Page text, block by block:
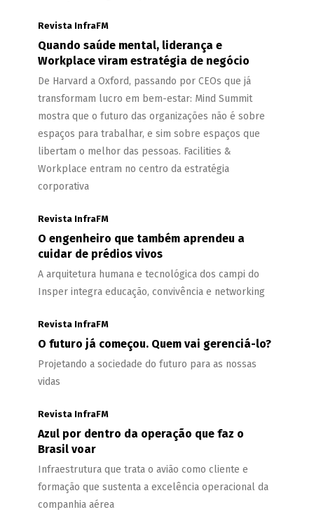
Revista InfraFM
Quando saúde mental, liderança e
Workplace viram estratégia de negócio
De Harvard a Oxford, passando por CEOs que já
transformam lucro em bem-estar: Mind Summit
mostra que o futuro das organizações não é sobre
espaços para trabalhar, e sim sobre espaços que
libertam o melhor das pessoas. Facilities &
Workplace entram no centro da estratégia
corporativa
Revista InfraFM
O engenheiro que também aprendeu a
cuidar de prédios vivos
A arquitetura humana e tecnológica dos campi do
Insper integra educação, convivência e networking
Revista InfraFM
O futuro já começou. Quem vai gerenciá-lo?
Projetando a sociedade do futuro para as nossas
vidas
Revista InfraFM
Azul por dentro da operação que faz o
Brasil voar
Infraestrutura que trata o avião como cliente e
formação que sustenta a excelência operacional da
companhia aérea